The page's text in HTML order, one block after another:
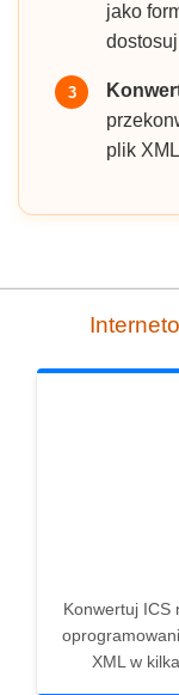
jako
3
plik
Konwertuj ICS
XML w